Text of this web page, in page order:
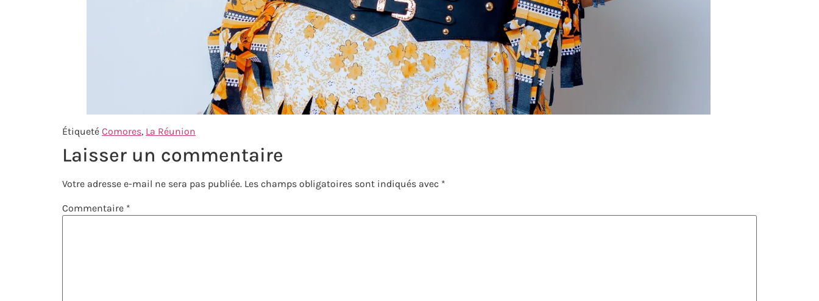
Étiqueté Comores, La Réunion
Laisser un commentaire
Votre adresse e-mail ne sera pas publiée. Les champs obligatoires sont indiqués avec *
Commentaire *